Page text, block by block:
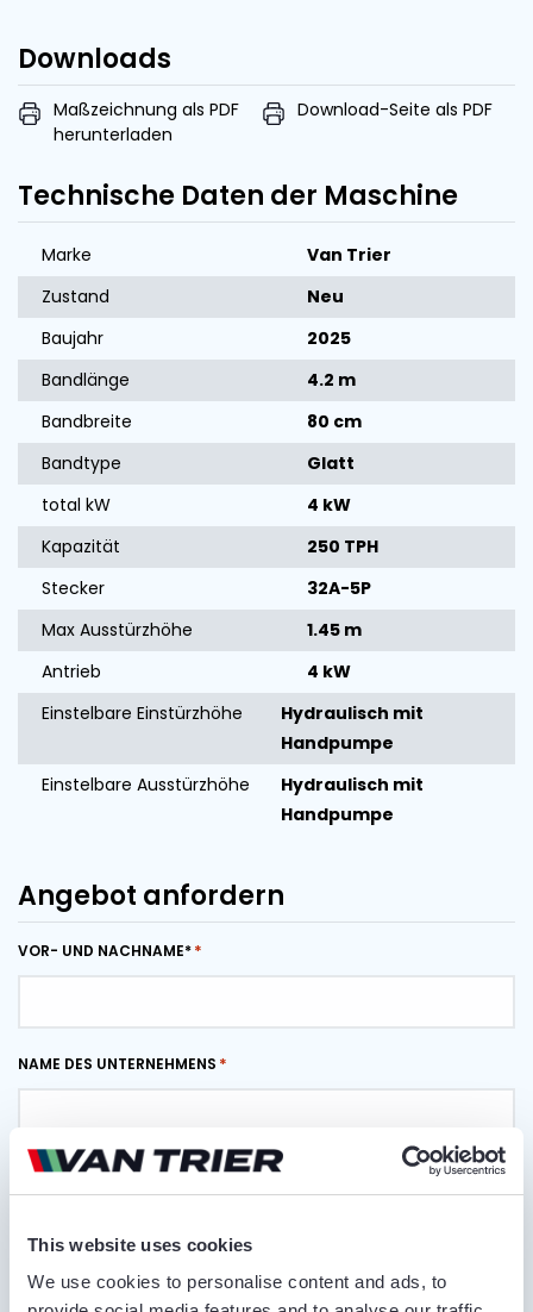
This website uses cookies
We use cookies to personalise content and ads, to
Downloads
Maßzeichnung als PDF
herunterladen
Download-Seite als PDF
Technische Daten der Maschine
Marke
Van Trier
Zustand
Neu
Baujahr
2025
Bandlänge
4.2 m
Bandbreite
80 cm
Bandtype
Glatt
total kW
4 kW
Kapazität
250 TPH
Stecker
32A-5P
Max Ausstürzhöhe
1.45 m
Antrieb
4 kW
Einstelbare Einstürzhöhe
Hydraulisch mit
Handpumpe
Einstelbare Ausstürzhöhe
Hydraulisch mit
Handpumpe
Angebot anfordern
VOR- UND NACHNAME*
NAME DES UNTERNEHMENS
RUFNUMMER
E-MAIL ADRESSE